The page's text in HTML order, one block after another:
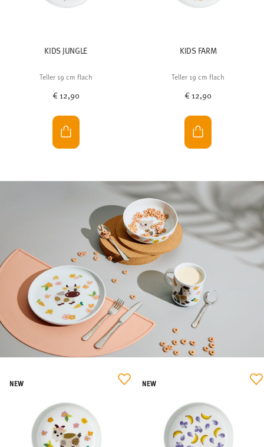
KIDS JUNGLE
Teller 19 cm flach
€ 12,90
KIDS FARM
Teller 19 cm flach
€ 12,90
NEW NEW